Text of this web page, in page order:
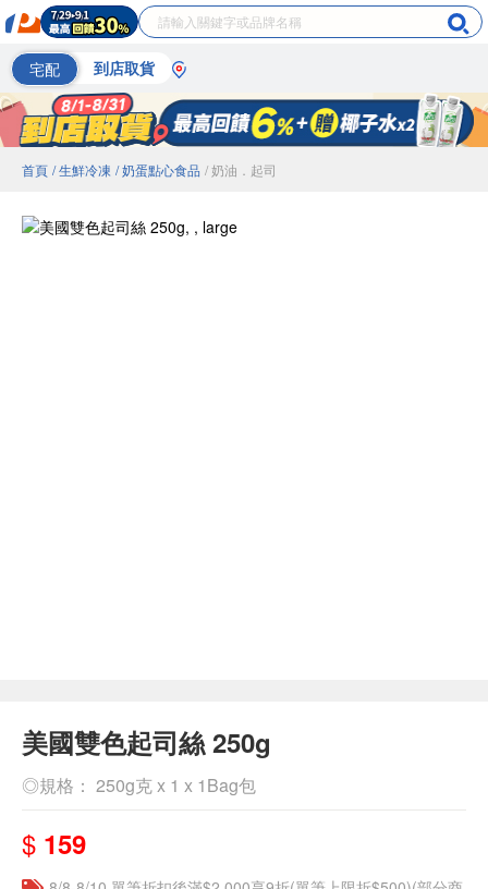
宅配 到店取貨
首頁 / 生鮮冷凍 / 奶蛋點心食品 / 奶油．起司
美國雙色起司絲 250g
◎規格： 250g克 x 1 x 1Bag包
$ 159